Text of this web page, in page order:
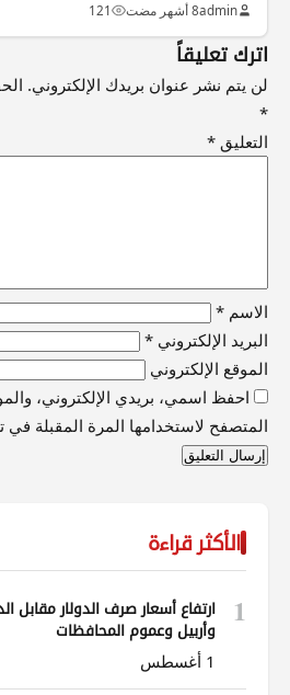
admin8 أشهر مضت 121
اترك تعليقاً
لن يتم نشر عنوان بريدك الإلكتروني.
*
التعليق *
الاسم *
البريد الإلكتروني *
الموقع الإلكتروني
احفظ اسمي، بريدي الإلكتروني،
المتصفح لاستخدامها المرة المقبلة في
الأكثر قراءة
1
ارتفاع أسعار صرف الدولار مقابل
وأربيل وعموم المحافظات
1 أغسطس